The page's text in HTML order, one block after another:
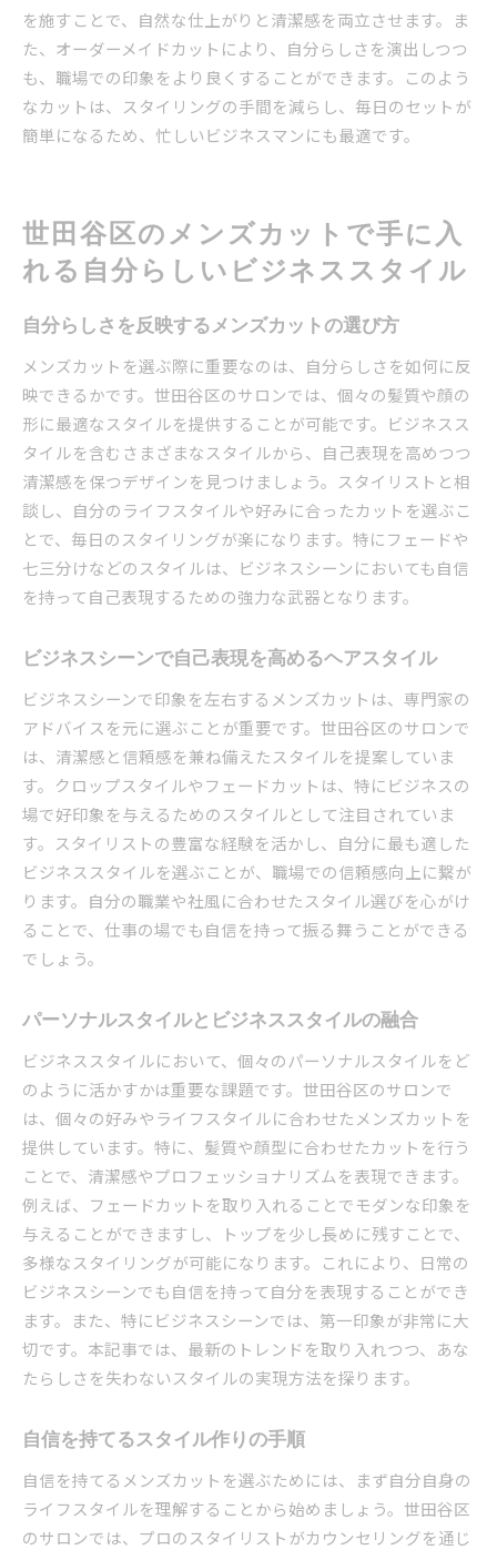
を施すことで、自然な仕上がりと清潔感を両立させます。ま
た、オーダーメイドカットにより、自分らしさを演出しつつ
も、職場での印象をより良くすることができます。このよう
なカットは、スタイリングの手間を減らし、毎日のセットが
簡単になるため、忙しいビジネスマンにも最適です。
世田谷区のメンズカットで手に入
れる自分らしいビジネススタイル
自分らしさを反映するメンズカットの選び方
メンズカットを選ぶ際に重要なのは、自分らしさを如何に反
映できるかです。世田谷区のサロンでは、個々の髪質や顔の
形に最適なスタイルを提供することが可能です。ビジネスス
タイルを含むさまざまなスタイルから、自己表現を高めつつ
清潔感を保つデザインを見つけましょう。スタイリストと相
談し、自分のライフスタイルや好みに合ったカットを選ぶこ
とで、毎日のスタイリングが楽になります。特にフェードや
七三分けなどのスタイルは、ビジネスシーンにおいても自信
を持って自己表現するための強力な武器となります。
ビジネスシーンで自己表現を高めるヘアスタイル
ビジネスシーンで印象を左右するメンズカットは、専門家の
アドバイスを元に選ぶことが重要です。世田谷区のサロンで
は、清潔感と信頼感を兼ね備えたスタイルを提案していま
す。クロップスタイルやフェードカットは、特にビジネスの
場で好印象を与えるためのスタイルとして注目されていま
す。スタイリストの豊富な経験を活かし、自分に最も適した
ビジネススタイルを選ぶことが、職場での信頼感向上に繋が
ります。自分の職業や社風に合わせたスタイル選びを心がけ
ることで、仕事の場でも自信を持って振る舞うことができる
でしょう。
パーソナルスタイルとビジネススタイルの融合
ビジネススタイルにおいて、個々のパーソナルスタイルをど
のように活かすかは重要な課題です。世田谷区のサロンで
は、個々の好みやライフスタイルに合わせたメンズカットを
提供しています。特に、髪質や顔型に合わせたカットを行う
ことで、清潔感やプロフェッショナリズムを表現できます。
例えば、フェードカットを取り入れることでモダンな印象を
与えることができますし、トップを少し長めに残すことで、
多様なスタイリングが可能になります。これにより、日常の
ビジネスシーンでも自信を持って自分を表現することができ
ます。また、特にビジネスシーンでは、第一印象が非常に大
切です。本記事では、最新のトレンドを取り入れつつ、あな
たらしさを失わないスタイルの実現方法を探ります。
自信を持てるスタイル作りの手順
自信を持てるメンズカットを選ぶためには、まず自分自身の
ライフスタイルを理解することから始めましょう。世田谷区
のサロンでは、プロのスタイリストがカウンセリングを通じ